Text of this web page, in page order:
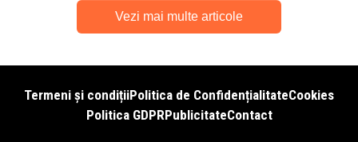
Vezi mai multe articole
Termeni și condițiiPolitica de ConfidențialitateCookies
Politica GDPRPublicitateContact